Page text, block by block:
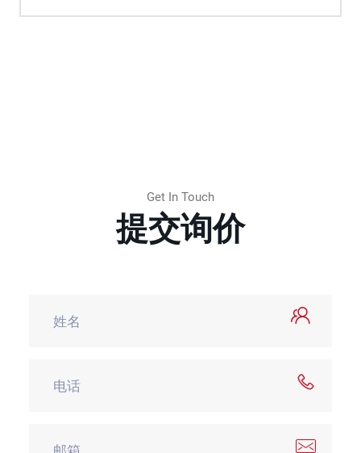
Get In Touch
提交询价